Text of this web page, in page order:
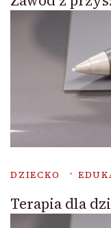
DZIECKO
Terapia dla